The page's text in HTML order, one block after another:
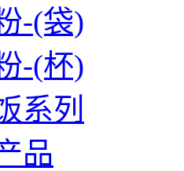
-(袋)
-(杯)
系列
品